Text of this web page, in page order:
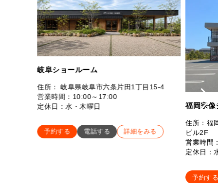
岐阜ショールーム
住所： 岐阜県岐阜市六条片田1丁目15-4
営業時間：10:00～17:00
定休日：水・木曜日
予約する 電話する 詳細をみる
福岡宗像
住所：福
ビル2F
営業時
定休日：
予約す